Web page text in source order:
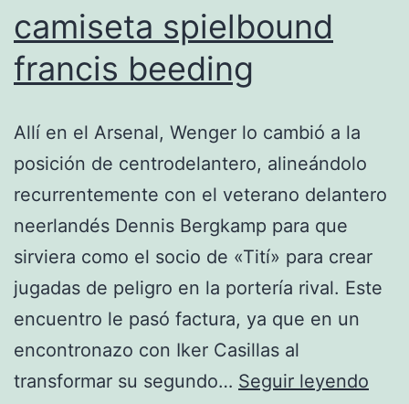
camiseta spielbound
francis beeding
Allí en el Arsenal, Wenger lo cambió a la
posición de centrodelantero, alineándolo
recurrentemente con el veterano delantero
neerlandés Dennis Bergkamp para que
sirviera como el socio de «Tití» para crear
jugadas de peligro en la portería rival. Este
encuentro le pasó factura, ya que en un
encontronazo con Iker Casillas al
transformar su segundo… Seguir leyendo